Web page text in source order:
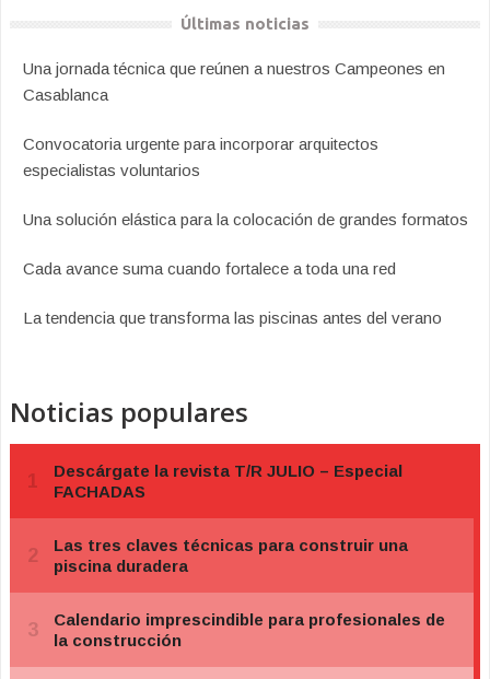
Últimas noticias
Una jornada técnica que reúnen a nuestros Campeones en
Casablanca
Convocatoria urgente para incorporar arquitectos
especialistas voluntarios
Una solución elástica para la colocación de grandes formatos
Cada avance suma cuando fortalece a toda una red
La tendencia que transforma las piscinas antes del verano
Noticias populares